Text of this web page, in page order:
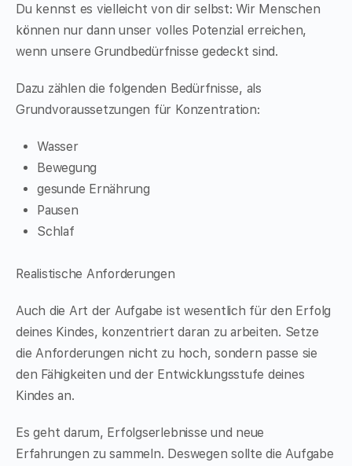
Du kennst es vielleicht von dir selbst: Wir Menschen
können nur dann unser volles Potenzial erreichen,
wenn unsere Grundbedürfnisse gedeckt sind.
Dazu zählen die folgenden Bedürfnisse, als
Grundvoraussetzungen für Konzentration:
Wasser
Bewegung
gesunde Ernährung
Pausen
Schlaf
Realistische Anforderungen
Auch die Art der Aufgabe ist wesentlich für den Erfolg
deines Kindes, konzentriert daran zu arbeiten. Setze
die Anforderungen nicht zu hoch, sondern passe sie
den Fähigkeiten und der Entwicklungsstufe deines
Kindes an.
Es geht darum, Erfolgserlebnisse und neue
Erfahrungen zu sammeln. Deswegen sollte die Aufgabe